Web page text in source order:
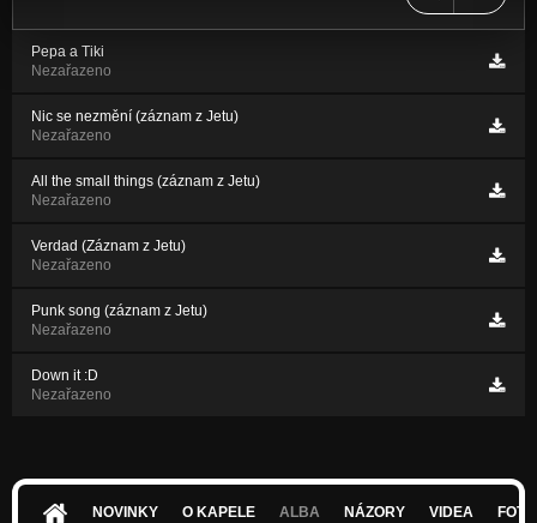
Pepa a Tiki
Nezařazeno
Nic se nezmění (záznam z Jetu)
Nezařazeno
All the small things (záznam z Jetu)
Nezařazeno
Verdad (Záznam z Jetu)
Nezařazeno
Punk song (záznam z Jetu)
Nezařazeno
Down it :D
Nezařazeno
NOVINKY O KAPELE ALBA NÁZORY VIDEA